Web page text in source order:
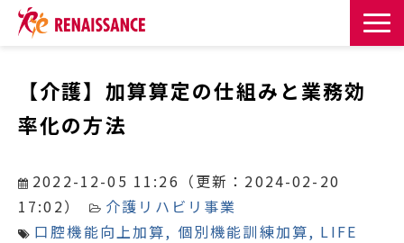
課題・目的からサービスを探す
導入事例
お知らせ
【介護】加算算定の仕組みと業務効
率化の方法
2022-12-05 11:26 （更新： 2024-02-20
17:02）
介護リハビリ事業
口腔機能向上加算
個別機能訓練加算 LIFE